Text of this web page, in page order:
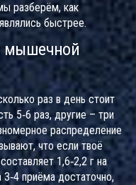
разберём, как
быстрее.
мышечной
раз в день стоит
5‑6 раз, другие – три
распределение
что если твоё
1,6‑2,2 г на
приёма достаточно,